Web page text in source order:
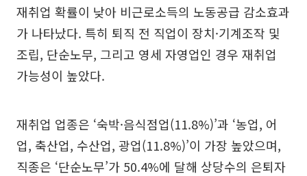
재취업 확률이 낮아 비근로소득의 노동공급 감소효과
가 나타났다. 특히 퇴직 전 직업이 장치·기계조작 및
조립, 단순노무, 그리고 영세 자영업인 경우 재취업
가능성이 높았다.
재취업 업종은 ‘숙박·음식점업(11.8%)’과 ‘농업, 어
업, 축산업, 수산업, 광업(11.8%)’이 가장 높았으며,
직종은 ‘단순노무’가 50.4%에 달해 상당수의 은퇴자